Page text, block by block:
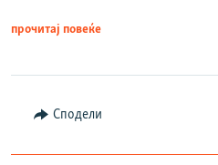
прочитај повеќе
Сподели